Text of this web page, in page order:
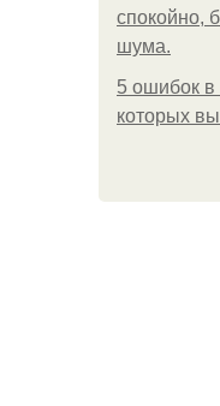
спокойно,
шума.
5 ошибок в
которых